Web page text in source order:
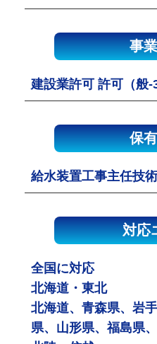
事
建設業許可 許可（般-
保
給水装置工事主任技
対応
全国に対応
北海道・東北
北海道、青森県、岩
県、山形県、福島県